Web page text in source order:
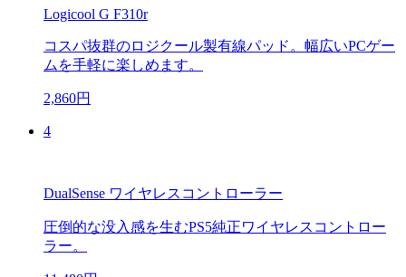
Logicool G F310r
コスパ抜群のロジクール製有線パッド。幅広いPCゲー
ムを手軽に楽しめます。
2,860円
4
DualSense ワイヤレスコントローラー
圧倒的な没入感を生むPS5純正ワイヤレスコントロー
ラー。